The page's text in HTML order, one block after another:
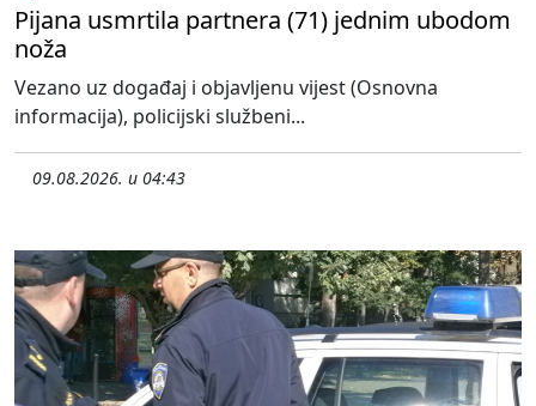
Pijana usmrtila partnera (71) jednim ubodom
noža
Vezano uz događaj i objavljenu vijest (Osnovna
informacija), policijski službeni...
09.08.2026. u 04:43